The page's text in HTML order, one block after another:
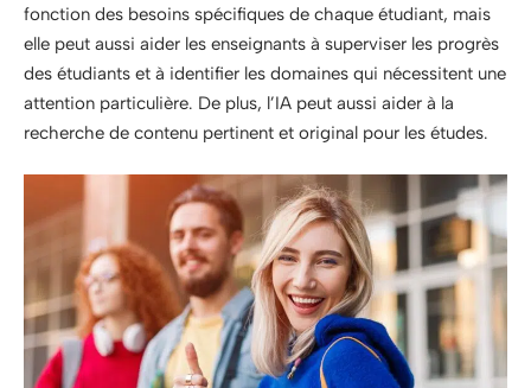
fonction des besoins spécifiques de chaque étudiant, mais
elle peut aussi aider les enseignants à superviser les progrès
des étudiants et à identifier les domaines qui nécessitent une
attention particulière. De plus, l’IA peut aussi aider à la
recherche de contenu pertinent et original pour les études.